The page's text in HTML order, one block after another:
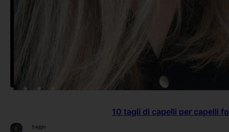
10 tagli di capelli per capelli
Saggio